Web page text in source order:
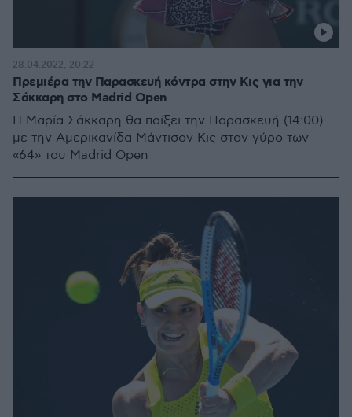
Πρεμιέρα την Παρασκευή κόντρα στην Κις για την
Σάκκαρη στο Madrid Open
Η Μαρία Σάκκαρη θα παίξει την Παρασκευή (14:00)
με την Αμερικανίδα Μάντισον Κις στον γύρο των
«64» του Madrid Open
28.04.2022, 20:22